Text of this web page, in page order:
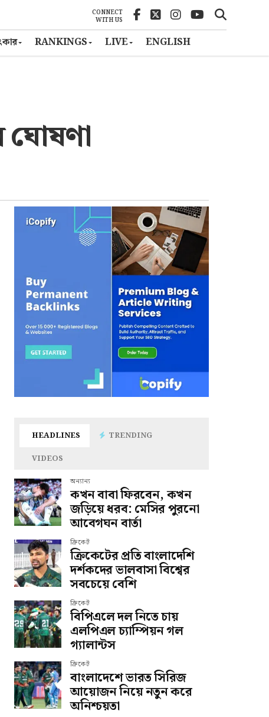
CONNECT
WITH US
RANKINGS LIVE ENGLISH
ঘোষণা
HEADLINES
TRENDING
VIDEOS
অন্যান্য
কখন বাবা ফিরবেন, কখন
জড়িয়ে ধরব: মেসির পুরনো
আবেগঘন বার্তা
ক্রিকেট
ক্রিকেটের প্রতি বাংলাদেশি
দর্শকদের ভালবাসা বিশ্বের
সবচেয়ে বেশি
ক্রিকেট
বিপিএলে দল নিতে চায়
এলপিএল চ্যাম্পিয়ন গল
গ্যালান্টস
ক্রিকেট
বাংলাদেশে ভারত সিরিজ
আয়োজন নিয়ে নতুন করে
অনিশ্চয়তা